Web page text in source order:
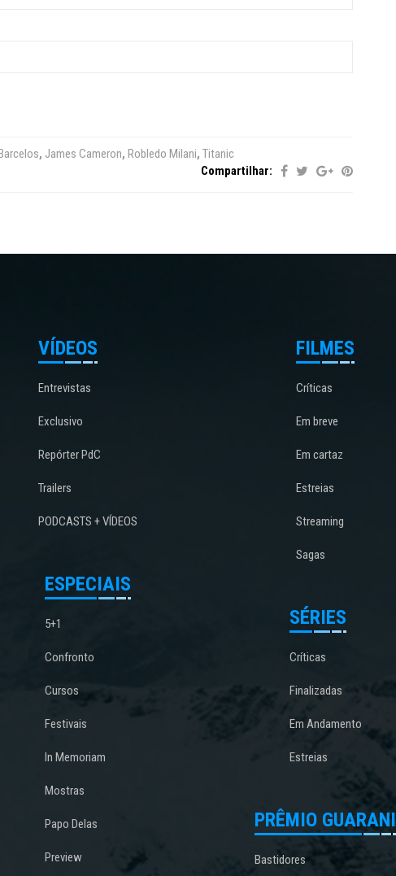
, James Cameron, Robledo Milani, Titanic
Compartilhar:
VÍDEOS
Entrevistas
Exclusivo
Repórter PdC
Trailers
PODCASTS + VÍDEOS
ESPECIAIS
5+1
Confronto
Cursos
Festivais
In Memoriam
Mostras
Papo Delas
Preview
FILMES
Críticas
Em breve
Em cartaz
Estreias
Streaming
Sagas
SÉRIES
Críticas
Finalizadas
Em Andamento
Estreias
PRÊMIO GUARANI
Bastidores